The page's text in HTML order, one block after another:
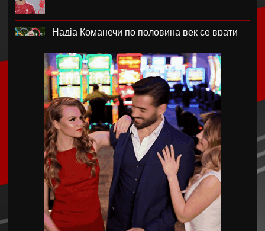
Надја Команечи по половина век се врати
ФК Пелистер со заштитен бренд по 81
година постоење !
Артета: Мојот Арсенал учи од грешките
Лука Зидан се раздели со Гранада
Џеронимо Рули е нов втор голман на Сити